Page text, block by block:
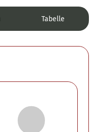
Tabelle